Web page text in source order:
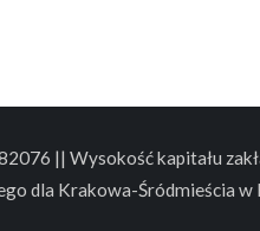
|| Wysokość kapitału
dla Krakowa-Śródmieścia